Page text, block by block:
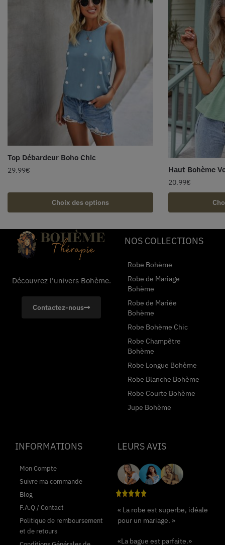
Top Débardeur Boho Chic
29.99€
Choix des options
Haut Bohème
20.99€
Découvrez l'univers Bohème.
Contactez-nous
NOS COLLECTIONS
Robe Bohème
Robe de Mariage
Bohème
Robe de Mariée
Bohème
Robe Bohème Chic
Robe Champêtre
Bohème
Robe Longue Bohème
Robe Blanche Bohème
Robe Courte Bohème
Jupe Bohème
INFORMATIONS
Mon Compte
Suivre ma commande
Blog
F.A.Q / Contact
Politique de remboursement
et de retours
LEURS AVIS
« La robe est superbe, idéale
pour un mariage. »
«La bague est parfaite.»